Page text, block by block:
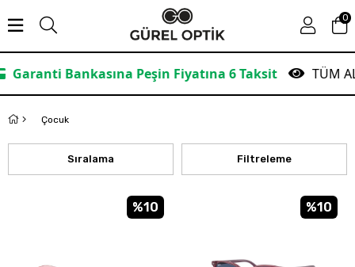
Taksit TÜM ALIŞVERİŞLERDE ÜCRETSİZ KARGO!
0
Çocuk
Filtreleme
Sıralama
%10 %10